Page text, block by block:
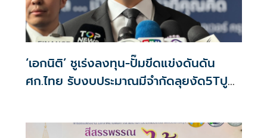
‘เอกนิติ’ ชูเร่งลงทุน-ปั๊มขีดแข่งดันดัน
ศก.ไทย รับงบประมาณมีจำกัดลุยงัด5Tปู